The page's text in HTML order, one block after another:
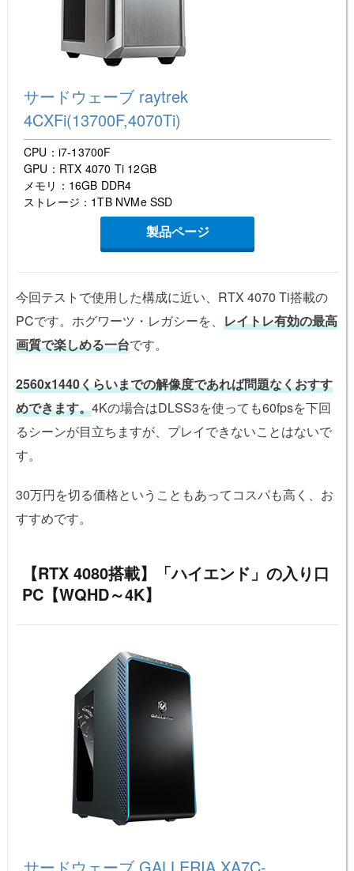
サードウェーブ raytrek
4CXFi(13700F,4070Ti)
CPU：i7-13700F
GPU：RTX 4070 Ti 12GB
メモリ：16GB DDR4
ストレージ：1TB NVMe SSD
製品ページ
今回テストで使用した構成に近い、RTX 4070 Ti搭載の
PCです。ホグワーツ・レガシーを、 レイトレ有効の最高
画質で楽しめる一台です。
2560x1440くらいまでの解像度であれば問題なくおすす
めできます。4Kの場合はDLSS3を使っても60fpsを下回
るシーンが目立ちますが、プレイできないことはないで
す。
30万円を切る価格ということもあってコスパも高く、お
すすめです。
【RTX 4080搭載】「ハイエンド」の入り口
PC【WQHD～4K】
サードウェーブ GALLERIA XA7C-